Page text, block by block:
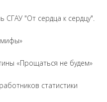
СГАУ "От сердца к сердцу".
мифы»
«Прощаться не будем»
статистики